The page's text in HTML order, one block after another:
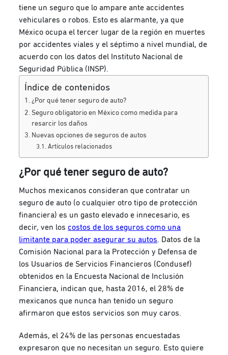
tiene un seguro que lo ampare ante accidentes
vehiculares o robos. Esto es alarmante, ya que
México ocupa el tercer lugar de la región en muertes
por accidentes viales y el séptimo a nivel mundial, de
acuerdo con los datos del Instituto Nacional de
Seguridad Pública (INSP).
Índice de contenidos
¿Por qué tener seguro de auto?
Seguro obligatorio en México como medida para
resarcir los daños
Nuevas opciones de seguros de autos
Artículos relacionados
¿Por qué tener seguro de auto?
Muchos mexicanos consideran que contratar un
seguro de auto (o cualquier otro tipo de protección
financiera) es un gasto elevado e innecesario, es
decir, ven loscostos de los seguros como una
limitante para poder asegurar su autos. Datos de la
Comisión Nacional para la Protección y Defensa de
los Usuarios de Servicios Financieros (Condusef)
obtenidos en la Encuesta Nacional de Inclusión
Financiera, indican que, hasta 2016, el 28% de
mexicanos que nunca han tenido un seguro
afirmaron que estos servicios son muy caros.
Además, el 24% de las personas encuestadas
expresaron que no necesitan un seguro. Esto quiere